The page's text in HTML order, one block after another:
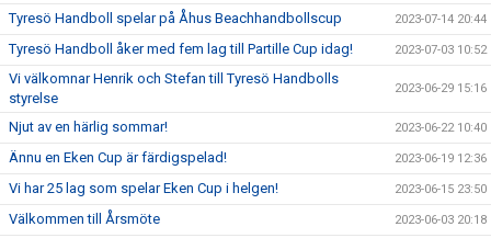
Tyresö Handboll spelar på Åhus Beachhandbollscup 2023-07-14 20:44
Tyresö Handboll åker med fem lag till Partille Cup idag! 2023-07-03 10:52
Vi välkomnar Henrik och Stefan till Tyresö Handbolls
styrelse
2023-06-29 15:16
Njut av en härlig sommar! 2023-06-22 10:40
Ännu en Eken Cup är färdigspelad! 2023-06-19 12:36
Vi har 25 lag som spelar Eken Cup i helgen! 2023-06-15 23:50
Välkommen till Årsmöte 2023-06-03 20:18